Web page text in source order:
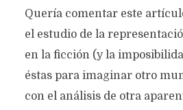
Quería comentar este
el estudio de la
en la ficción (y la
éstas para imaginar otro
con el análisis de otra